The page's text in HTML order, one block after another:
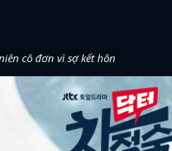
cô đơn vì sợ kết hôn